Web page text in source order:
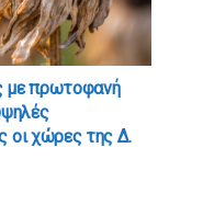
με πρωτοφανή
οι χώρες της Δ.